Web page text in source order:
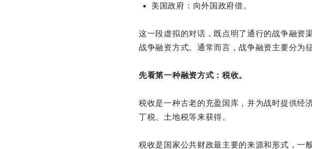
美国政府：向外国政府借。
这一段虚拟的对话，既点明了通行的战争融资
战争融资方式。通常而言，战争融资主要分为
先看第一种融资方式：税收。
税收是一种古老的充盈国库，并为战时提供经
丁税、土地税等来获得。
税收是国家公共财政最主要的来源和形式，一